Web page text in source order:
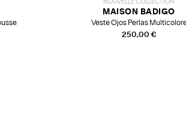
NOUVELLE COLLECTION
250,00 €
MAISON BADIGO
Veste Ojos Perlas